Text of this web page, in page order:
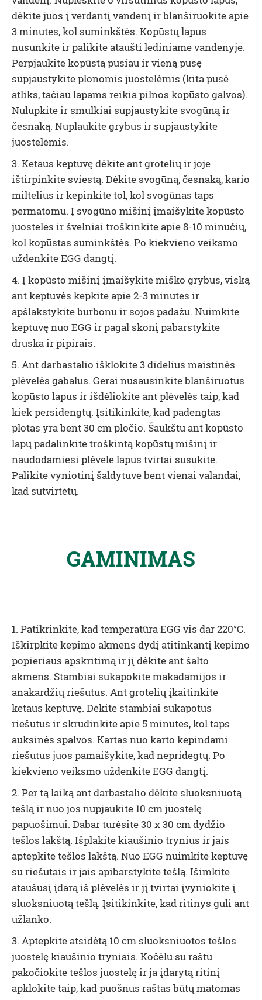
dėkite juos į verdantį vandenį ir blanširuokite apie
3 minutes, kol suminkštės. Kopūstų lapus
nusunkite ir palikite ataušti lediniame vandenyje.
Perpjaukite kopūstą pusiau ir vieną pusę
supjaustykite plonomis juostelėmis (kita pusė
atliks, tačiau lapams reikia pilnos kopūsto galvos).
Nulupkite ir smulkiai supjaustykite svogūną ir
česnaką. Nuplaukite grybus ir supjaustykite
juostelėmis.
3. Ketaus keptuvę dėkite ant grotelių ir joje
ištirpinkite sviestą. Dėkite svogūną, česnaką, kario
miltelius ir kepinkite tol, kol svogūnas taps
permatomu. Į svogūno mišinį įmaišykite kopūsto
juosteles ir švelniai troškinkite apie 8-10 minučių,
kol kopūstas suminkštės. Po kiekvieno veiksmo
uždenkite EGG dangtį.
4. Į kopūsto mišinį įmaišykite miško grybus, viską
ant keptuvės kepkite apie 2-3 minutes ir
apšlakstykite burbonu ir sojos padažu. Nuimkite
keptuvę nuo EGG ir pagal skonį pabarstykite
druska ir pipirais.
5. Ant darbastalio išklokite 3 didelius maistinės
plėvelės gabalus. Gerai nusausinkite blanširuotus
kopūsto lapus ir išdėliokite ant plėvelės taip, kad
kiek persidengtų. Įsitikinkite, kad padengtas
plotas yra bent 30 cm pločio. Šaukštu ant kopūsto
lapų padalinkite troškintą kopūstų mišinį ir
naudodamiesi plėvele lapus tvirtai susukite.
Palikite vyniotinį šaldytuve bent vienai valandai,
kad sutvirtėtų.
GAMINIMAS
1. Patikrinkite, kad temperatūra EGG vis dar 220°C.
Iškirpkite kepimo akmens dydį atitinkantį kepimo
popieriaus apskritimą ir jį dėkite ant šalto
akmens. Stambiai sukapokite makadamijos ir
anakardžių riešutus. Ant grotelių įkaitinkite
ketaus keptuvę. Dėkite stambiai sukapotus
riešutus ir skrudinkite apie 5 minutes, kol taps
auksinės spalvos. Kartas nuo karto kepindami
riešutus juos pamaišykite, kad nepridegtų. Po
kiekvieno veiksmo uždenkite EGG dangtį.
2. Per tą laiką ant darbastalio dėkite sluoksniuotą
tešlą ir nuo jos nupjaukite 10 cm juostelę
papuošimui. Dabar turėsite 30 x 30 cm dydžio
tešlos lakštą. Išplakite kiaušinio trynius ir jais
aptepkite tešlos lakštą. Nuo EGG nuimkite keptuvę
su riešutais ir jais apibarstykite tešlą. Išimkite
ataušusį įdarą iš plėvelės ir jį tvirtai įvyniokite į
sluoksniuotą tešlą. Įsitikinkite, kad ritinys guli ant
užlanko.
3. Aptepkite atsidėtą 10 cm sluoksniuotos tešlos
juostelę kiaušinio tryniais. Kočėlu su raštu
pakočiokite tešlos juostelę ir ja įdarytą ritinį
apklokite taip, kad puošnus raštas būtų matomas